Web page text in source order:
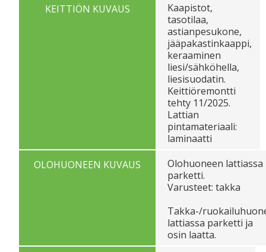
KEITTIÖN KUVAUS
Kaapistot,
tasotilaa,
astianpesukone,
jääpakastinkaappi,
keraaminen
liesi/sähköhella,
liesisuodatin.
Keittiöremontti
tehty 11/2025.
Lattian
pintamateriaali:
laminaatti
OLOHUONEEN KUVAUS
Olohuoneen lattiassa
parketti.
Varusteet: takka
Takka-/
lattiassa parketti ja
osin laatta.